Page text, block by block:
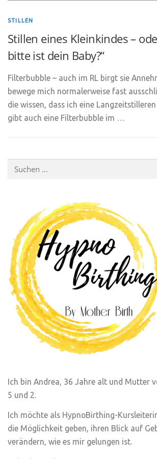
STILLEN
Stillen eines Kleinkindes –
bitte ist dein Baby?“
Filterbubble – auch im RL birgt sie
bewege mich normalerweise fast
die wissen, dass ich eine
gibt auch eine Filterbubble im …
Suchen
Ich bin Andrea, 36 Jahre alt und Mutter
5 und 2.
Ich möchte als HypnoBirthing-
die Möglichkeit geben, ihren Blick auf
verändern, wie es mir gelungen ist.